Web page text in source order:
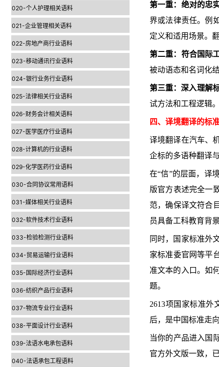
020-个人护理相关语料
021-企业管理相关语料
022-房地产商行业语料
023-移动通讯行业语料
024-银行业务行业语料
025-法律相关行业语料
026-财务会计相关语料
027-医学医疗行业语料
028-计算机的行业语料
029-化学医药行业语料
030-合同协议常用语料
031-媒体相关行业语料
032-软件技术行业语料
033-检验检测行业语料
034-贸易运输行业语料
035-国际经济行业语料
036-纺织产品行业语料
037-物流专业行业语料
038-平面设计行业语料
039-法语水电承包语料
040-法语承包工程语料
第一重：绝对的忠
界或法律责任。例
定义和适用场景。
第二重：符合国际
被动语态和名词化
第三重：深入理解
试方法和工程逻辑
四、译境翻译的标
译境翻译在汽车、
企标的多语种翻译
在“信”的层面，译
版官方表述完全一
范，确保译文符合
员具备工科教育背
同时，国家标准外
家标准委官网等平
准文本的入口。如
题。
2613项国家标准外
后，是中国标准走
当你的产品进入国
官方外文版一致，